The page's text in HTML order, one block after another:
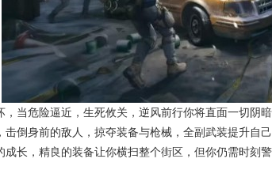
危险逼近，生死攸关，逆风前行你将直面一切阴暗
身前的敌人，掠夺装备与枪械，全副武装提升自己
长，精良的装备让你横扫整个街区，但你仍需时刻